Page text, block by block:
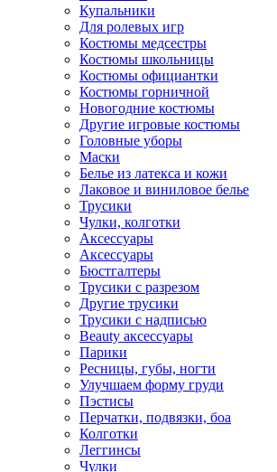
Купальники
Для ролевых игр
Костюмы медсестры
Костюмы школьницы
Костюмы официантки
Костюмы горничной
Новогодние костюмы
Другие игровые костюмы
Головные уборы
Маски
Белье из латекса и кожи
Лаковое и виниловое белье
Трусики
Чулки, колготки
Аксессуары
Аксессуары
Бюстгалтеры
Трусики с разрезом
Другие трусики
Трусики с надписью
Beauty аксессуары
Парики
Ресницы, губы, ногти
Улучшаем форму груди
Пэстисы
Перчатки, подвязки, боа
Колготки
Леггинсы
Чулки